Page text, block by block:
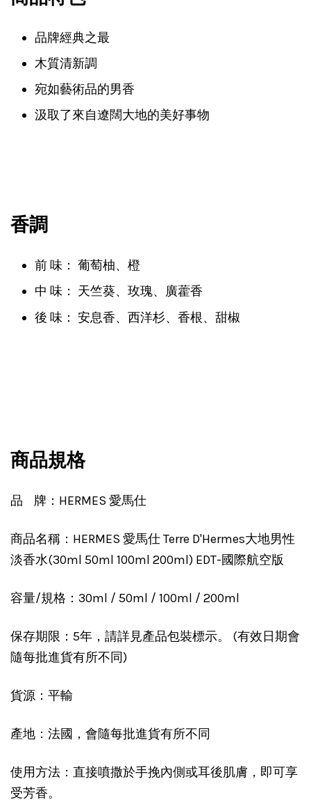
品牌經典之最
木質清新調
宛如藝術品的男香
汲取了來自遼闊大地的美好事物
香調
前 味： 葡萄柚、橙
中 味： 天竺葵、玫瑰、廣藿香
後 味： 安息香、西洋杉、香根、甜椒
商品規格
品 牌：HERMES 愛馬仕
商品名稱：HERMES 愛馬仕 Terre D'Hermes大地男性
淡香水(30ml 50ml 100ml 200ml) EDT-國際航空版
容量/規格：30ml / 50ml / 100ml / 200ml
保存期限：5年，請詳見產品包裝標示。 (有效日期會
隨每批進貨有所不同)
貨源：平輸
產地：法國，會隨每批進貨有所不同
使用方法：直接噴撒於手挽內側或耳後肌膚，即可享
受芳香。